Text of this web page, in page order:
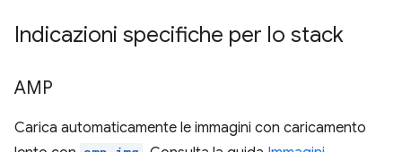
Indicazioni specifiche per lo stack
AMP
Carica automaticamente le immagini con caricamento